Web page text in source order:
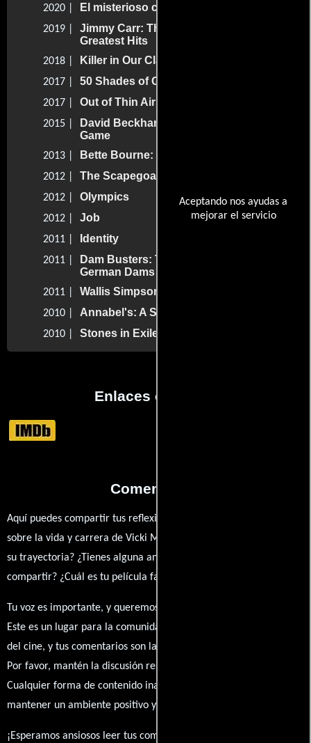
Aceptando nos ayudas a
mejorar el servicio
2020 | El misterioso caso de DB Cooper
2019 |
Jimmy Carr: The Best of Ultimate Gold
Greatest Hits
2018 | Killer in Our Classroom: Never Again
2017 | 50 Shades of Gay
2017 | Out of Thin Air
2015 |
David Beckham: For the Love of the
Game
2013 | Bette Bourne: It Goes with the Shoes
2012 | The Scapegoat
2012 | Olympics
2012 | Job
2011 | Identity
2011 |
Dam Busters: The Race to Smash the
German Dams
2011 | Wallis Simpson: The Secret Letters
2010 | Annabel's: A String of Naked Lightbulbs
2010 | Stones in Exile
Enlaces externos
Comentarios
Aquí puedes compartir tus reflexiones, anécdotas y opiniones
sobre la vida y carrera de Vicki Matich. ¿Qué te ha inspirado de
su trayectoria? ¿Tienes alguna anécdota personal que desees
compartir? ¿Cuál es tu película favorita en la que ha participado?
Tu voz es importante, y queremos escuchar tus pensamientos.
Este es un lugar para la comunidad de admiradores y amantes
del cine, y tus comentarios son la esencia de esta conversación.
Por favor, mantén la discusión respetuosa y constructiva.
Cualquier forma de contenido inapropiado será eliminado para
mantener un ambiente positivo y enriquecedor para todos.
¡Esperamos ansiosos leer tus comentarios y conocer tus puntos